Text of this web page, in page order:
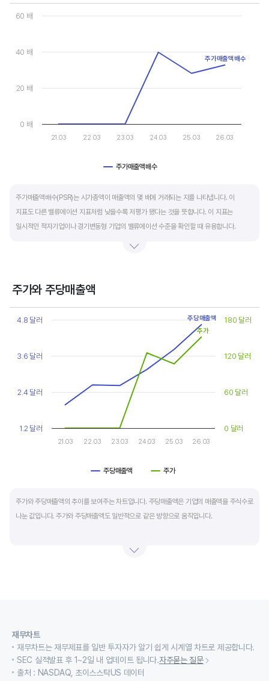
투자지표는 한국 기업에 비해 상대적으로 높게 나옵니다. 이런 부분을 감안해 미국 기업의
부채비율, 차입금 비중, 주가순자산배수 등을 판단하는 것이 좋습니다.
Chart
Line chart with 6 data points.
The chart has 1 Y axis displaying values. Data ranges from 0
주가매출액배수
21.03 22.03 23.03 24.03 25.03 26.03
0 배
20 배
40 배
60 배
주가매출액배수
주가매출액배수(PSR)는 시가총액이 매출액의 몇 배에 거래되는 지를 나타냅니다. 이
지표도 다른 밸류에이션 지표처럼 낮을수록 저평가 됐다는 것을 뜻합니다. 이 지표는
일시적인 적자기업이나 경기변동형 기업의 밸류에이션 수준을 확인할 때 유용합니다.
주가와 주당매출액
Chart
Line chart with 2 lines.
The chart has 1 X axis displaying categories.
The chart has 2 Y axes displaying values, and values.
주당매출액 주가
21.03 22.03 23.03 24.03 25.03 26.03
1.2 달러
2.4 달러
3.6 달러
4.8 달러
0 달러
60 달러
120 달러
180 달러
주당매출액
주가
주가와 주당매출액의 추이를 보여주는 차트입니다. 주당매출액은 기업의 매출액을 주식수로
나눈 값입니다. 주가와 주당매출액도 일반적으로 같은 방향으로 움직입니다.
재무차트
재무차트는 재무제표를 일반 투자자가 알기 쉽게 시계열 차트로 제공합니다.
SEC 실적발표 후 1~2일 내 업데이트 됩니다.자주묻는 질문
출처 : NASDAQ, 초이스스탁US 데이터